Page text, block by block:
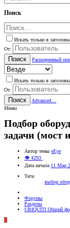
Поиск
Искать только в
От:
Поиск Расширенный
Искать только в
От:
Поиск
Advanced…
Меню
Подбор
задачи (мост
Автор темы eEye
👁 4293
Дата начала 11 Мар
Теги
выбор
Форумы
Разделы
UBIQUITI Общий
E